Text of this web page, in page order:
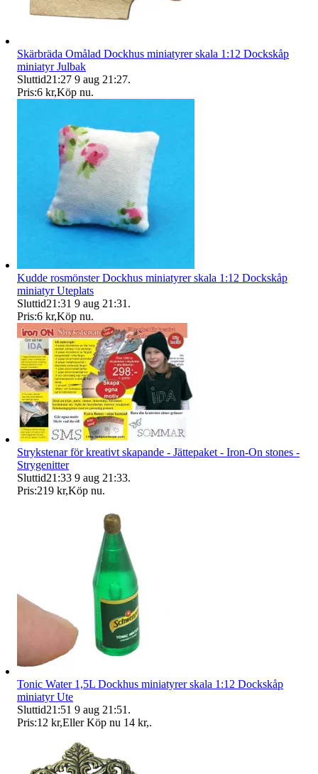
Skärbräda Omålad Dockhus miniatyrer skala 1:12 Dockskåp
miniatyr Julbak
Sluttid21:27 9 aug 21:27.
Pris:6 kr,Köp nu.
Kudde rosmönster Dockhus miniatyrer skala 1:12 Dockskåp
miniatyr Uteplats
Sluttid21:31 9 aug 21:31 .
Pris:6 kr,Köp nu.
Strykstenar för kreativt skapande - Jättepaket - Iron-On stones -
Strygenitter
Sluttid21:33 9 aug 21:33.
Pris:219 kr,Köp nu.
Tonic Water 1,5L Dockhus miniatyrer skala 1:12 Dockskåp
miniatyr Ute
Sluttid21:51 9 aug 21:51 .
Pris:12 kr,Eller Köp nu 14 kr,.